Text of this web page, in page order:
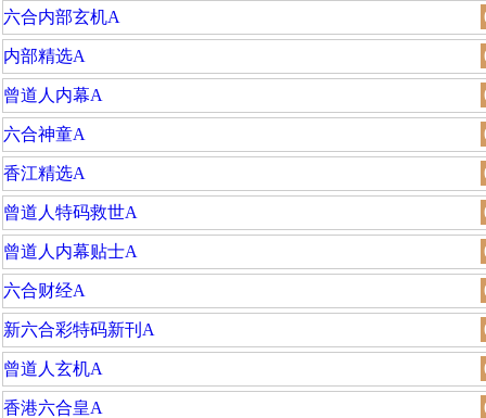
六合内部玄机A
内部精选A
曾道人内幕A
六合神童A
香江精选A
曾道人特码救世A
曾道人内幕贴士A
六合财经A
新六合彩特码新刊A
曾道人玄机A
香港六合皇A